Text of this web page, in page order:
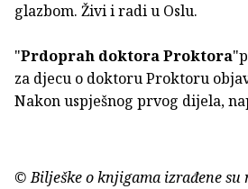
glazbom. Živi i radi u Oslu.
"Prdoprah doktora Proktora
za djecu o doktoru Proktoru
Nakon uspješnog prvog dijela,
© Bilješke o knjigama izrađene su